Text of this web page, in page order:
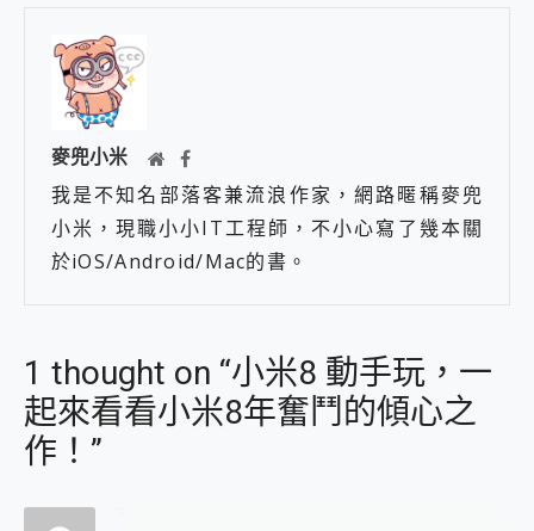
麥兜小米
我是不知名部落客兼流浪作家，網路暱稱麥兜
小米，現職小小IT工程師，不小心寫了幾本關
於iOS/Android/Mac的書。
1 thought on “小米8 動手玩，一
起來看看小米8年奮鬥的傾心之
作！”